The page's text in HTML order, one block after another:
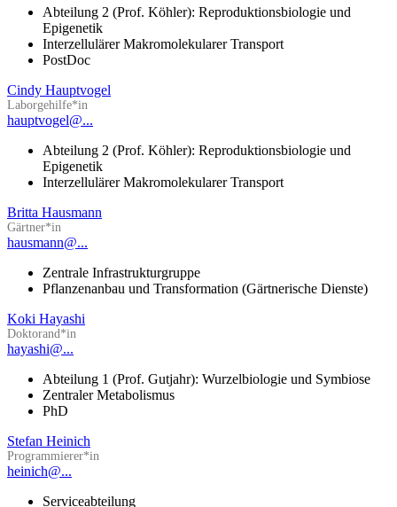
Abteilung 2 (Prof. Köhler): Reproduktionsbiologie und
Epigenetik
Interzellulärer Makromolekularer Transport
PostDoc
Cindy Hauptvogel
Laborgehilfe*in
hauptvogel@...
Abteilung 2 (Prof. Köhler): Reproduktionsbiologie und
Epigenetik
Interzellulärer Makromolekularer Transport
Britta Hausmann
Gärtner*in
hausmann@...
Zentrale Infrastrukturgruppe
Pflanzenanbau und Transformation (Gärtnerische Dienste)
Koki Hayashi
Doktorand*in
hayashi@...
Abteilung 1 (Prof. Gutjahr): Wurzelbiologie und Symbiose
Zentraler Metabolismus
PhD
Stefan Heinich
Programmierer*in
heinich@...
Serviceabteilung